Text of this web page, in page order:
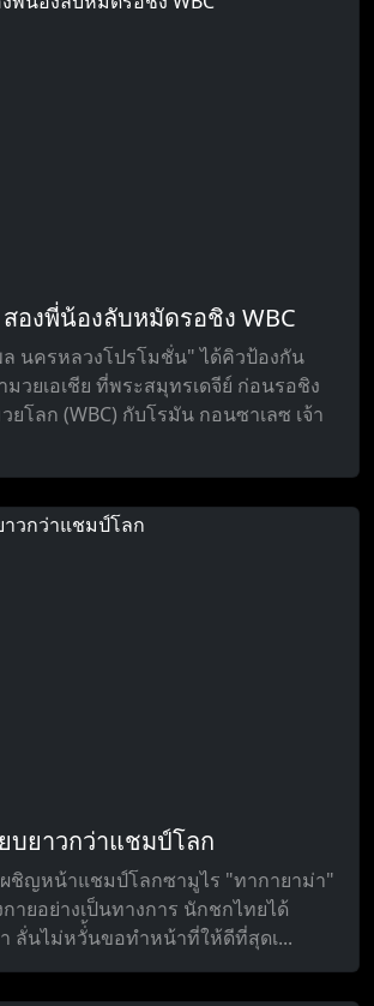
องพี่น้องลับหมัดรอชิง WBC
นครหลวงโปรโมชั่น" ได้คิวป้องกัน
วยเอเชีย ที่พระสมุทรเดจีย์ ก่อนรอชิง
โลก (WBC) กับโรมัน กอนซาเลซ เจ้า
บยาวกว่าแชมป์โลก
ผชิญหน้าแชมป์โลกซามูไร "ทากายาม่า"
ายอย่างเป็นทางการ นักชกไทยได้
า ลั่นไม่หวั่้นขอทำหน้าที่ให้ดีที่สุดเ...